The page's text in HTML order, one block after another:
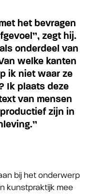
het bevragen
zegt hij.
onderdeel van
welke kanten
ik niet waar ze
Ik plaats deze
van mensen
zijn in
bij het onderwerp
kunstpraktijk mee